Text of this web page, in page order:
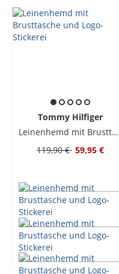
Tommy Hilfiger
Leinenhemd mit Brusttasche und Logo-Stickerei
119,90 € 59,95 €